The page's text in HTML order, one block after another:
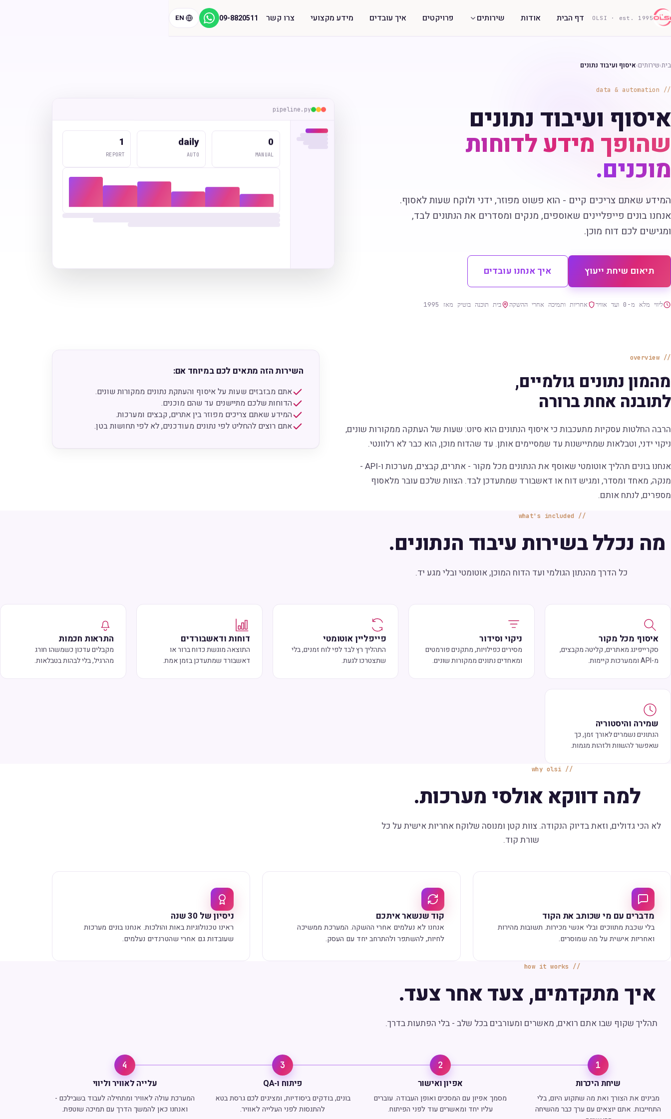
OLSI · est. 1995 דף הבית אודות שירותים פרויקטים איך עובדים מידע מקצועי צרו קשר 09-8820511 ווטסאפ EN
בית›שירותים›איסוף ועיבוד נתונים
data & automation
איסוף ועיבוד נתונים
שהופך מידע לדוחות
מוכנים.
המידע שאתם צריכים קיים - הוא פשוט מפוזר, ידני ולוקח שעות לאסוף.
אנחנו בונים פייפליינים שאוספים, מנקים ומסדרים את הנתונים לבד,
ומגישים לכם דוח מוכן.
תיאום שיחת ייעוץ איך אנחנו עובדים
ליווי מלא מ-0 ועד אוויר אחריות ותמיכה אחרי ההשקה בית תוכנה בוטיק מאז 1995
pipeline.py
0
MANUAL
daily
AUTO
1
REPORT
overview
מהמון נתונים גולמיים,
לתובנה אחת ברורה
הרבה החלטות עסקיות מתעכבות כי איסוף הנתונים הוא סיוט: שעות של העתקה ממקורות שונים,
ניקוי ידני, וטבלאות שמתיישנות עד שמסיימים אותן. עד שהדוח מוכן, הוא כבר לא רלוונטי.
אנחנו בונים תהליך אוטומטי שאוסף את הנתונים מכל מקור - אתרים, קבצים, מערכות ו-API -
מנקה, מאחד ומסדר, ומגיש דוח או דאשבורד שמתעדכן לבד. הצוות שלכם עובר מלאסוף
מספרים, לנתח אותם.
השירות הזה מתאים לכם במיוחד אם:
אתם מבזבזים שעות על איסוף והעתקת נתונים ממקורות שונים.
הדוחות שלכם מתיישנים עד שהם מוכנים.
המידע שאתם צריכים מפוזר בין אתרים, קבצים ומערכות.
אתם רוצים להחליט לפי נתונים מעודכנים, לא לפי תחושות בטן.
what's included
מה נכלל בשירות עיבוד הנתונים.
כל הדרך מהנתון הגולמי ועד הדוח המוכן, אוטומטי ובלי מגע יד.
איסוף מכל מקור
סקרייפינג מאתרים, קליטה מקבצים,
מ-API וממערכות קיימות.
ניקוי וסידור
מסירים כפילויות, מתקנים פורמטים
ומאחדים נתונים ממקורות שונים.
פייפליין אוטומטי
התהליך רץ לבד לפי לוח זמנים, בלי
שתצטרכו לגעת.
דוחות ודאשבורדים
התוצאה מוגשת כדוח ברור או
דאשבורד שמתעדכן בזמן אמת.
התראות חכמות
מקבלים עדכון כשמשהו חורג
מהרגיל, בלי לבהות בטבלאות.
שמירה והיסטוריה
הנתונים נשמרים לאורך זמן, כך
שאפשר להשוות ולזהות מגמות.
why olsi
למה דווקא אולסי מערכות.
לא הכי גדולים, וזאת בדיוק הנקודה. צוות קטן ומנוסה שלוקח אחריות אישית על כל
שורת קוד.
מדברים עם מי שכותב את הקוד
בלי שכבת מתווכים ובלי אנשי מכירות. תשובות מהירות
ואחריות אישית על מה שמוסרים.
קוד שנשאר איתכם
אנחנו לא נעלמים אחרי ההשקה. המערכת ממשיכה
לחיות, להשתפר ולהתרחב יחד עם העסק.
ניסיון של 30 שנה
ראינו טכנולוגיות באות והולכות. אנחנו בונים מערכות
שעובדות גם אחרי שהטרנדים נעלמים.
how it works
איך מתקדמים, צעד אחר צעד.
תהליך שקוף שבו אתם רואים, מאשרים ומעורבים בכל שלב - בלי הפתעות בדרך.
1
שיחת היכרות
מבינים את הצורך ואת מה שתקוע היום, בלי
התחייבות. אתם יוצאים עם ערך כבר מהשיחה
2
אפיון ואישור
מסמך אפיון עם המסכים ואופן העבודה. עוברים
עליו יחד ומאשרים עוד לפני הפיתוח.
3
פיתוח ו-QA
בונים, בודקים ביסודיות, ומציגים לכם גרסת בטא
להתנסות לפני העלייה לאוויר.
4
עלייה לאוויר וליווי
המערכת עולה לאוויר ומתחילה לעבוד בשבילכם -
ואנחנו כאן להמשך הדרך עם תמיכה שוטפת.